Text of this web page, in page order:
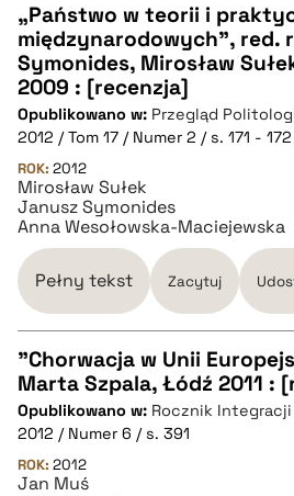
CZYSTY TEKST
pobierz cytat
BIBTEX
pobierz cytat
„Państwo w teorii i
międzynarodowych”, red.
Symonides, Mirosław
2009 : [recenzja]
Opublikowano w: Przegląd
2012 / Tom 17 / Numer 2 / s. 171 - 172
ROK: 2012
Mirosław Sułek
Janusz Symonides
Anna Wesołowska-Maciejewska
Pełny tekst Zacytuj
CZYSTY TEKST
pobierz cytat
"Chorwacja w Unii
Marta Szpala, Łódź 2011 :
Opublikowano w: Rocznik
2012 / Numer 6 / s. 391
ROK: 2012
Jan Muś